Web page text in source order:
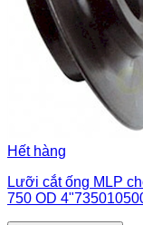
Hết hàng
Lưỡi cắt ống MLP
750 OD